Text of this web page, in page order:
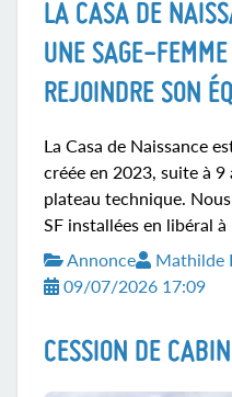
pas à me contacter
0672186131. Au plaisir
bientôt !
LA CASA DE
UNE SAGE-
REJOINDRE SON
La Casa de Naissance
créée en 2023, suite à 9
plateau technique.
SF installées en libéral
de Cuques, partageant
nos cabinets libéraux et
et un bureau/
Annonce
Mathilde
09/07/2026 17:09
CESSION DE